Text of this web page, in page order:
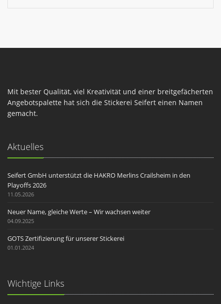
Mit bester Qualität, viel Kreativität und einer breitgefächerten
Angebotspalette hat sich die Stickerei Seifert einen Namen
gemacht.
Aktuelles
Seifert GmbH unterstützt die HAKRO Merlins Crailsheim in den
Playoffs 2026
11.05.2026
Neuer Name, gleiche Werte – Wir wachsen weiter
04.09.2025
GOTS Zertifizierung für unserer Stickerei
01.01.2024
Wichtige Links